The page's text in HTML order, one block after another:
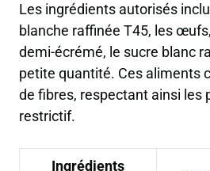
Les ingrédients autorisés
blanche raffinée T45, les
demi-écrémé, le sucre blanc
petite quantité. Ces aliments
de fibres, respectant ainsi les
restrictif.
Ingrédients